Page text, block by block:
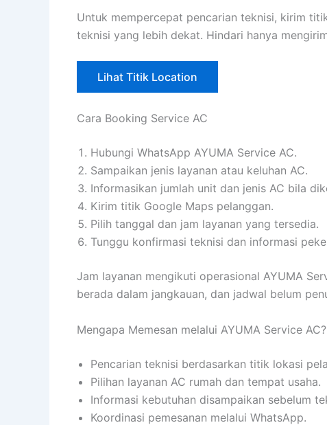
Untuk mempercepat pencarian teknisi, kirim
teknisi yang lebih dekat. Hindari hanya
Lihat Titik Location
Cara Booking Service AC
Hubungi WhatsApp AYUMA Service AC.
Sampaikan jenis layanan atau keluhan AC.
Informasikan jumlah unit dan jenis AC bila
Kirim titik Google Maps pelanggan.
Pilih tanggal dan jam layanan yang tersedia.
Tunggu konfirmasi teknisi dan informasi
Jam layanan mengikuti operasional AYUMA
berada dalam jangkauan, dan jadwal belum
Mengapa Memesan melalui AYUMA Service AC?
Pencarian teknisi berdasarkan titik lokasi
Pilihan layanan AC rumah dan tempat usaha.
Informasi kebutuhan disampaikan sebelum
Koordinasi pemesanan melalui WhatsApp.